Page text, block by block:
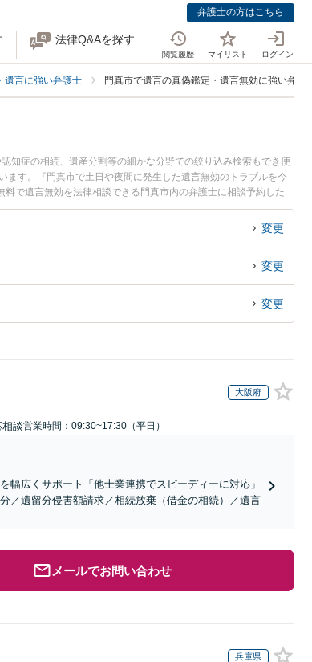
弁護士の方はこちら
法律Q&Aを探す
閲覧履歴 マイリスト ログイン
遺言に強い弁護士 門真市で遺言の真偽鑑定・遺言無効に強い弁護士
知症の相続、遺産分割等の細かな分野での絞り込み検索もでき便
す。『門真市で土日や夜間に発生した遺言無効のトラブルを今
で遺言無効を法律相談できる門真市内の弁護士に相談予約した
変更
変更
変更
大阪府
談営業時間：09:30~17:30（平日）
幅広くサポート「他士業連携でスピーディーに対応」
／遺留分侵害額請求／相続放棄（借金の相続）／遺言
メールでお問い合わせ
兵庫県